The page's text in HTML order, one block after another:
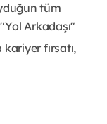
tüm
Arkadaşı"
fırsatı,